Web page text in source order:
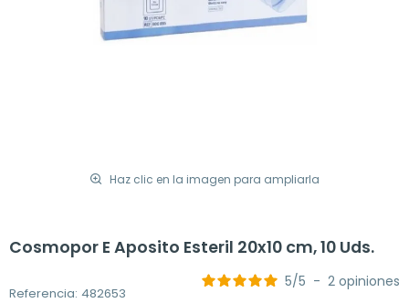
Haz clic en la imagen para ampliarla
Cosmopor E Aposito Esteril 20x10 cm, 10 Uds.
Referencia: 482653
5/5 - 2 opiniones